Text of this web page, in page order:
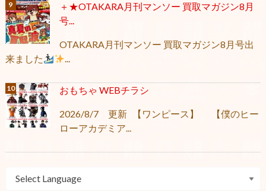
＋★OTAKARA月刊マンソー 買取マガジン8月
号...
OTAKARA月刊マンソー 買取マガジン8月号出
来ました
...
おもちゃ WEBチラシ
2026/8/7 更新 【ワンピース】 【僕のヒー
ローアカデミア...